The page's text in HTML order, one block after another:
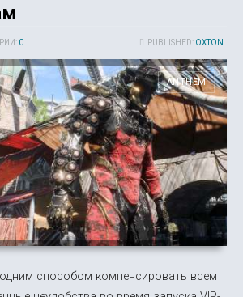
PUBLISHED: OXTON
0
ANTHEM
способом компенсировать всем